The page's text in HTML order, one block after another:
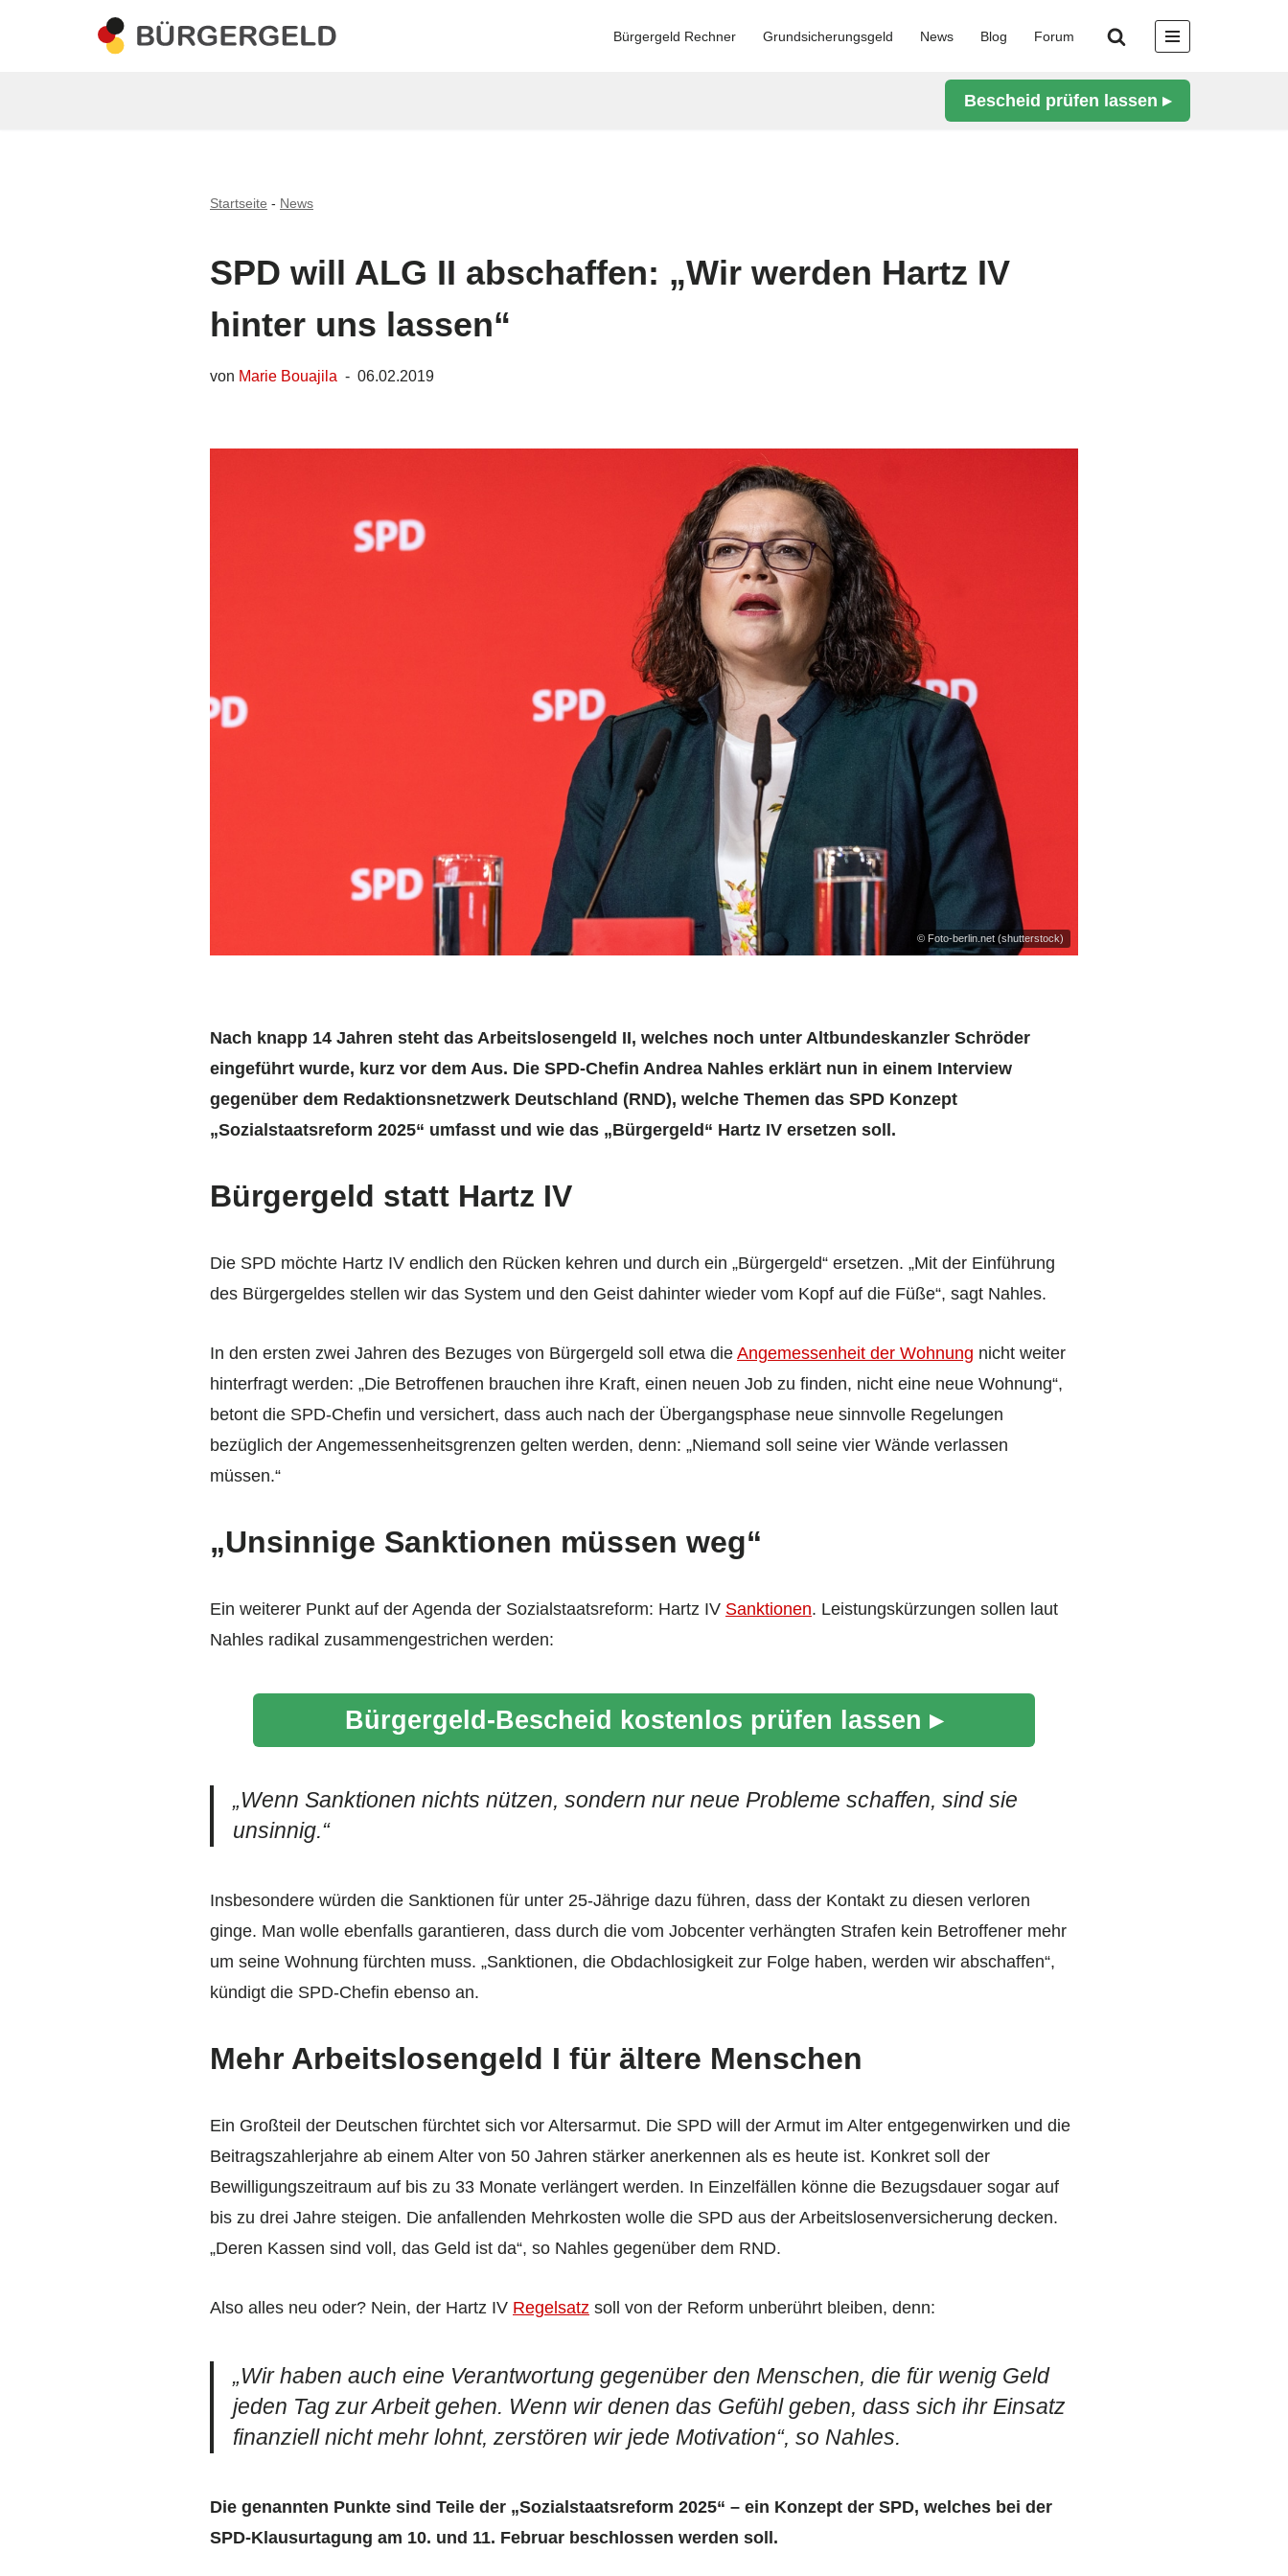
Bürgergeld Rechner Grundsicherungsgeld News Blog Forum
Bescheid prüfen lassen ▸
Startseite - News
SPD will ALG II abschaffen: „Wir werden Hartz IV
hinter uns lassen“
von Marie Bouajila 06.02.2019
© Foto-berlin.net (shutterstock)
Nach knapp 14 Jahren steht das Arbeitslosengeld II, welches noch unter Altbundeskanzler Schröder
eingeführt wurde, kurz vor dem Aus. Die SPD-Chefin Andrea Nahles erklärt nun in einem Interview
gegenüber dem Redaktionsnetzwerk Deutschland (RND), welche Themen das SPD Konzept
„Sozialstaatsreform 2025“ umfasst und wie das „Bürgergeld“ Hartz IV ersetzen soll.
Bürgergeld statt Hartz IV
Die SPD möchte Hartz IV endlich den Rücken kehren und durch ein „Bürgergeld“ ersetzen. „Mit der Einführung
des Bürgergeldes stellen wir das System und den Geist dahinter wieder vom Kopf auf die Füße“, sagt Nahles.
In den ersten zwei Jahren des Bezuges von Bürgergeld soll etwa die Angemessenheit der Wohnung nicht weiter
hinterfragt werden: „Die Betroffenen brauchen ihre Kraft, einen neuen Job zu finden, nicht eine neue Wohnung“,
betont die SPD-Chefin und versichert, dass auch nach der Übergangsphase neue sinnvolle Regelungen
bezüglich der Angemessenheitsgrenzen gelten werden, denn: „Niemand soll seine vier Wände verlassen
müssen.“
„Unsinnige Sanktionen müssen weg“
Ein weiterer Punkt auf der Agenda der Sozialstaatsreform: Hartz IV Sanktionen. Leistungskürzungen sollen laut
Nahles radikal zusammengestrichen werden:
Bürgergeld-Bescheid kostenlos prüfen lassen ▸
„Wenn Sanktionen nichts nützen, sondern nur neue Probleme schaffen, sind sie
unsinnig.“
Insbesondere würden die Sanktionen für unter 25-Jährige dazu führen, dass der Kontakt zu diesen verloren
ginge. Man wolle ebenfalls garantieren, dass durch die vom Jobcenter verhängten Strafen kein Betroffener mehr
um seine Wohnung fürchten muss. „Sanktionen, die Obdachlosigkeit zur Folge haben, werden wir abschaffen“,
kündigt die SPD-Chefin ebenso an.
Mehr Arbeitslosengeld I für ältere Menschen
Ein Großteil der Deutschen fürchtet sich vor Altersarmut. Die SPD will der Armut im Alter entgegenwirken und die
Beitragszahlerjahre ab einem Alter von 50 Jahren stärker anerkennen als es heute ist. Konkret soll der
Bewilligungszeitraum auf bis zu 33 Monate verlängert werden. In Einzelfällen könne die Bezugsdauer sogar auf
bis zu drei Jahre steigen. Die anfallenden Mehrkosten wolle die SPD aus der Arbeitslosenversicherung decken.
„Deren Kassen sind voll, das Geld ist da“, so Nahles gegenüber dem RND.
Also alles neu oder? Nein, der Hartz IV Regelsatz soll von der Reform unberührt bleiben, denn:
„Wir haben auch eine Verantwortung gegenüber den Menschen, die für wenig Geld
jeden Tag zur Arbeit gehen. Wenn wir denen das Gefühl geben, dass sich ihr Einsatz
finanziell nicht mehr lohnt, zerstören wir jede Motivation“, so Nahles.
Die genannten Punkte sind Teile der „Sozialstaatsreform 2025“ – ein Konzept der SPD, welches bei der
SPD-Klausurtagung am 10. und 11. Februar beschlossen werden soll.